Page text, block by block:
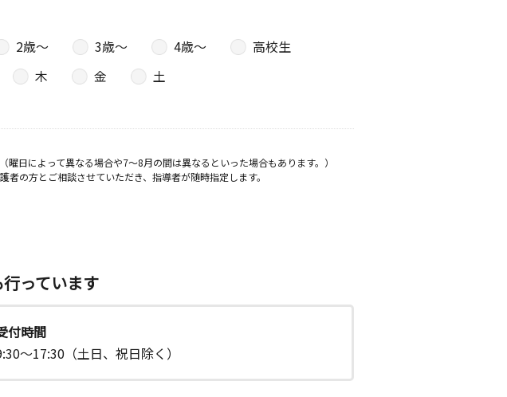
2歳〜 3歳〜 4歳〜
高校生
木 金
土
日によって異なる場合や7～8月の間は異なるといった場合もあります。）
の方とご相談させていただき、指導者が随時指定します。
行っています
付時間
～17:30（土日、祝日除く）